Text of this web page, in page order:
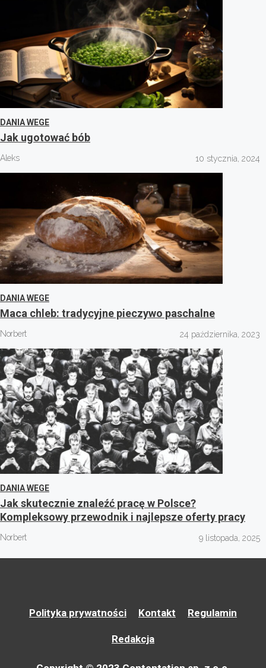
DANIA WEGE
Jak ugotować bób
Aleks 10 stycznia, 2024
DANIA WEGE
Maca chleb: tradycyjne pieczywo paschalne
Norbert 24 października, 2023
DANIA WEGE
Jak skutecznie znaleźć pracę w Polsce?
Kompleksowy przewodnik i najlepsze oferty pracy
Norbert 9 listopada, 2025
Polityka prywatności Kontakt Regulamin
Redakcja